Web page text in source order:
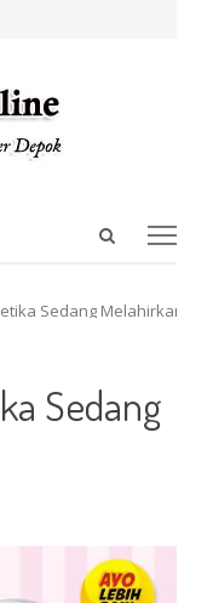
Open
Sedang Melahirkan
Sedang